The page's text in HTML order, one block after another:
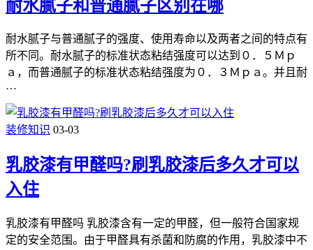
耐水腻子和普通腻子区别在哪
耐水腻子与普通腻子的强度、使用寿命以及两者之间的特点有
所不同。耐水腻子的标准状态粘结强度可以达到０．５Ｍｐ
ａ，而普通腻子的标准状态粘结强度为０．３Ｍｐａ。并且耐
…
装修知识 03-03
乳胶漆有甲醛吗?刷乳胶漆后多久才可以
入住
乳胶漆有甲醛吗 乳胶漆含有一定的甲醛，但一般符合国家规
定的安全范围。由于甲醛具有杀菌和防腐的作用，乳胶漆中不